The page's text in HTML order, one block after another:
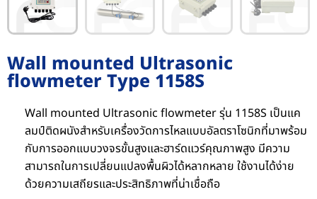
Wall mounted Ultrasonic
flowmeter Type 1158S
Wall mounted Ultrasonic flowmeter รุ่น 1158S เป็นแค
ลมป์ติดผนังสำหรับเครื่องวัดการไหลแบบอัลตราโซนิกที่มาพร้อม
กับการออกแบบวงจรขั้นสูงและฮาร์ดแวร์คุณภาพสูง มีความ
สามารถในการเปลี่ยนแปลงพื้นผิวได้หลากหลาย ใช้งานได้ง่าย
ด้วยความเสถียรและประสิทธิภาพที่น่าเชื่อถือ